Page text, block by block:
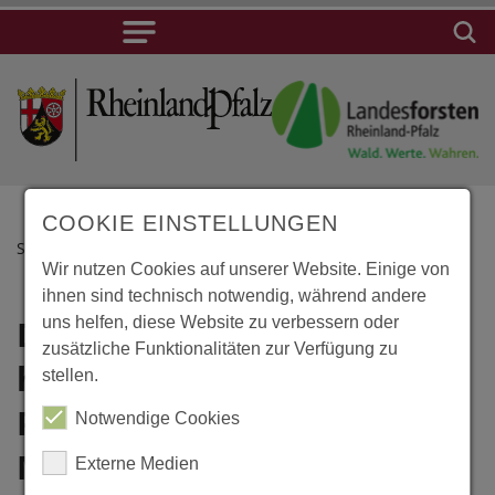
STARTSEITE
Duszniki-Zdrój,
historische
Papiermühle mit
Museum
Lage
COOKIE EINSTELLUNGEN
Wir nutzen Cookies auf unserer Website. Einige von
ihnen sind technisch notwendig, während andere
uns helfen, diese Website zu verbessern oder
zusätzliche Funktionalitäten zur Verfügung zu
stellen.
Notwendige Cookies
Externe Medien